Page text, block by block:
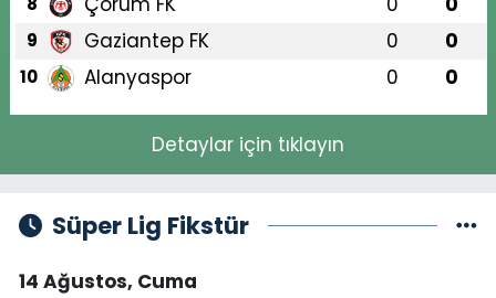
9 Gaziantep FK 0 0
10 Alanyaspor 0 0
Detaylar için tıklayın
Süper Lig Fikstür
14 Ağustos, Cuma